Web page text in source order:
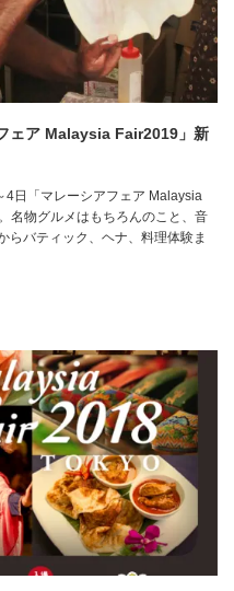
ェア Malaysia Fair2019」新
4日「マレーシアフェア Malaysia
名物グルメはもちろんのこと、音
らバティック、ヘナ、料理体験ま